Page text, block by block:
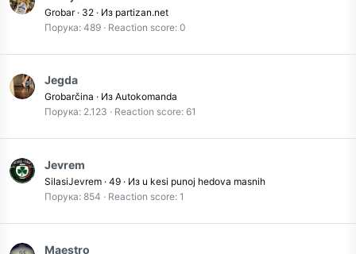
Grobar · 32 · Из partizan.net
Порука 489 Reaction score 0
Jegda
Grobarčina · Из Autokomanda
Порука 2.123 Reaction score 61
Jevrem
SilasiJevrem · 49 · Из u kesi punoj hedova masnih
Порука 854 Reaction score 1
Maestro